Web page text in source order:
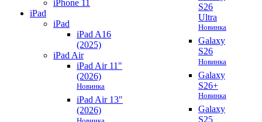
iPhone 11
iPad
iPad
iPad A16
(2025)
iPad Air
iPad Air 11"
(2026)
Новинка
iPad Air 13"
(2026)
Новинка
S26
Ultra
Новинка
Galaxy
S26
Новинка
Galaxy
S26+
Новинка
Galaxy
S25